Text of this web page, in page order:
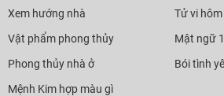
Xem hướng nhà
Vật phẩm phong thủy
Phong thủy nhà ở
Mệnh Kim hợp màu gì
Tử vi
Mật ngữ
Bói tình